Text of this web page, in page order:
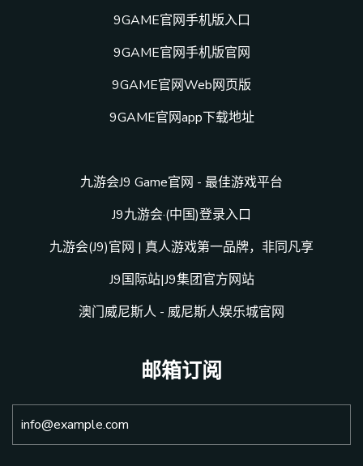
9GAME官网手机版入口
9GAME官网手机版官网
9GAME官网Web网页版
9GAME官网app下载地址
九游会J9 Game官网 - 最佳游戏平台
J9九游会·(中国)登录入口
九游会(J9)官网 | 真人游戏第一品牌，非同凡享
J9国际站|J9集团官方网站
澳门威尼斯人 - 威尼斯人娱乐城官网
邮箱订阅